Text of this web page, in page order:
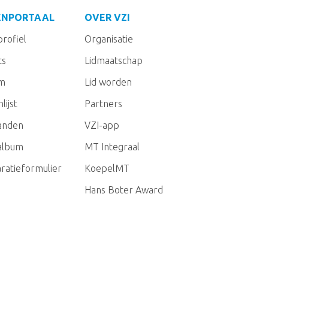
OVER VZI
Organisatie
Lidmaatschap
Lid worden
Partners
VZI-app
MT Integraal
KoepelMT
Hans Boter Award